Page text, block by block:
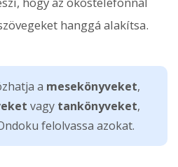
hanggá alakítsa.
a mesekönyveket,
vagy tankönyveket,
felolvassa azokat.